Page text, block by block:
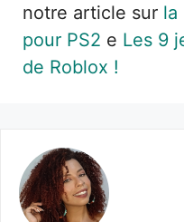
notre article sur la
pour PS2 e Les 9
de Roblox !